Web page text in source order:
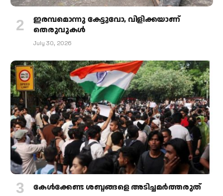
ഇരമ്പമൊന്നു കേട്ടുവോ, വിളിക്കയാണ്
തെരുവുകള്‍
July 30, 2026
കേള്‍ക്കേണ്ട ശബ്ദങ്ങളെ അടിച്ചമര്‍ത്തരുത്